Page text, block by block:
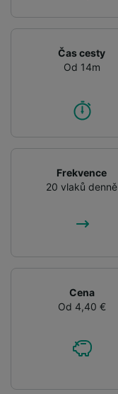
Čas cesty
Od 14m
Frekvence
20 vlaků denně
Cena
Od 4,40 €